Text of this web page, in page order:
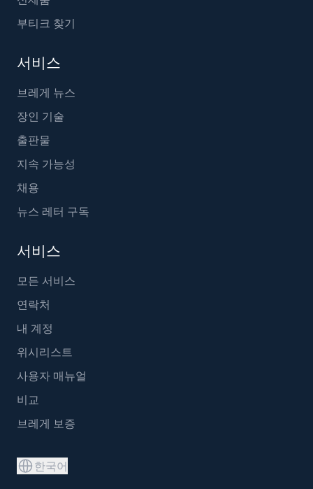
부티크 찾기
서비스
브레게 뉴스
장인 기술
출판물
지속 가능성
채용
뉴스 레터 구독
서비스
모든 서비스
연락처
내 계정
위시리스트
사용자 매뉴얼
비교
브레게 보증
한국어